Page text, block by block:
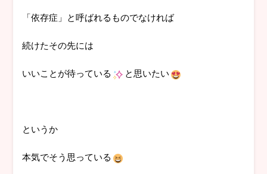
「依存症」と呼ばれるものでなければ
続けたその先には
いいことが待っている と思いたい
というか
本気でそう思っている